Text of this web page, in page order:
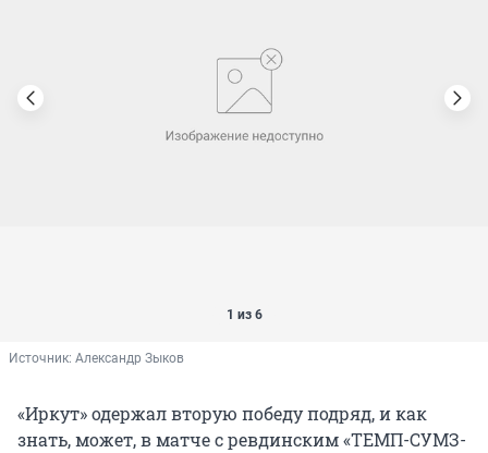
1 из 6
Источник: Александр Зыков
«Иркут» одержал вторую победу подряд, и как
знать, может, в матче с ревдинским «ТЕМП-СУМЗ-